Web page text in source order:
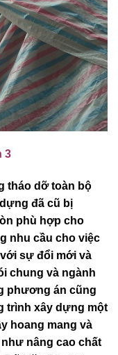
3
tháo dỡ toàn bộ
đã cũ bị
phù hợp cho
nhu cầu cho việc
sự đổi mới và
chung và ngành
phương án cũng
trình xây dựng một
hoang mang và
nâng cao chất